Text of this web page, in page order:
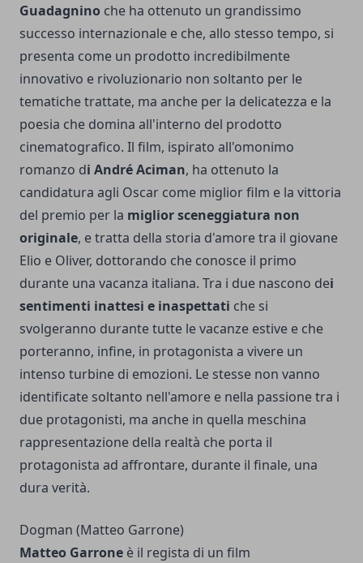
Guadagnino che ha ottenuto un grandissimo
successo internazionale e che, allo stesso tempo, si
presenta come un prodotto incredibilmente
innovativo e rivoluzionario non soltanto per le
tematiche trattate, ma anche per la delicatezza e la
poesia che domina all'interno del prodotto
cinematografico. Il film, ispirato all'omonimo
romanzo di André Aciman, ha ottenuto la
candidatura agli Oscar come miglior film e la vittoria
del premio per la miglior sceneggiatura non
originale, e tratta della storia d'amore tra il giovane
Elio e Oliver, dottorando che conosce il primo
durante una vacanza italiana. Tra i due nascono dei
sentimenti inattesi e inaspettati che si
svolgeranno durante tutte le vacanze estive e che
porteranno, infine, in protagonista a vivere un
intenso turbine di emozioni. Le stesse non vanno
identificate soltanto nell'amore e nella passione tra i
due protagonisti, ma anche in quella meschina
rappresentazione della realtà che porta il
protagonista ad affrontare, durante il finale, una
dura verità.
Dogman (Matteo Garrone)
Matteo Garrone è il regista di un film